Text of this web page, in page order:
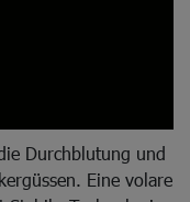
Durchblutung und
Eine volare